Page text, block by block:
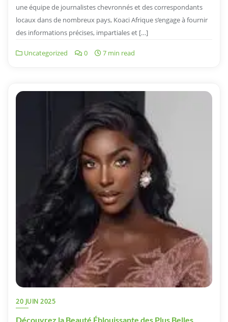
une équipe de journalistes chevronnés et des correspondants
locaux dans de nombreux pays, Koaci Afrique s’engage à fournir
des informations précises, impartiales et […]
Uncategorized 0 7 min read
20 JUIN 2025
Découvrez la Beauté Éblouissante des Plus Belles